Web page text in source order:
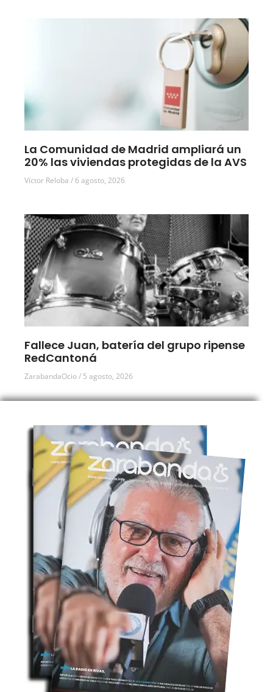
La Comunidad de Madrid ampliará un
20% las viviendas protegidas de la AVS
Víctor Reloba 6 agosto, 2026
Fallece Juan, batería del grupo ripense
RedCantoná
ZarabandaOcio 5 agosto, 2026